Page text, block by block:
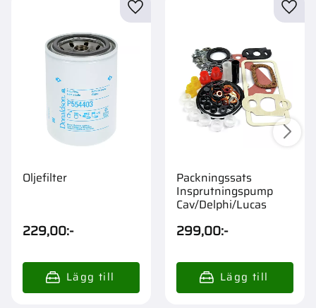
Oljefilter
229,00:-
Packningssats
Insprutningspump
Cav/Delphi/Lucas
299,00:-